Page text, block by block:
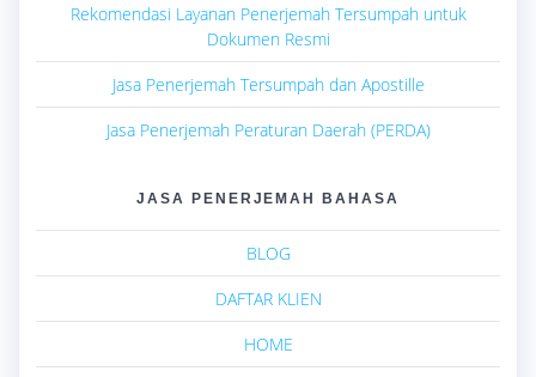
Rekomendasi Layanan Penerjemah Tersumpah untuk
Dokumen Resmi
Jasa Penerjemah Tersumpah dan Apostille
Jasa Penerjemah Peraturan Daerah (PERDA)
JASA PENERJEMAH BAHASA
BLOG
DAFTAR KLIEN
HOME